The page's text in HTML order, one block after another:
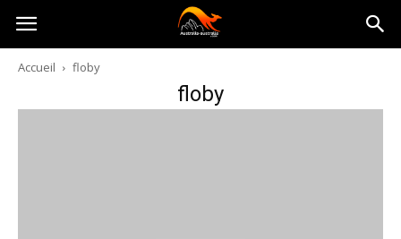
Australia-
australie.com
Accueil floby
floby